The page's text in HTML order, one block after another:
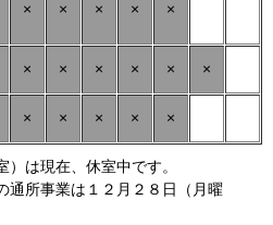
× × × × ×
× × × × × ×
× × × × ×
は現在、休室中です。
通所事業は１２月２８日（月曜